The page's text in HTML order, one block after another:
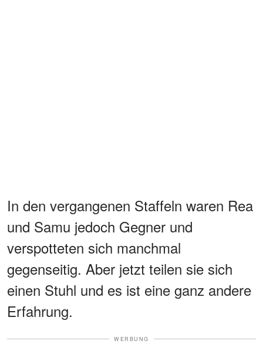
In den vergangenen Staffeln waren Rea
und Samu jedoch Gegner und
verspotteten sich manchmal
gegenseitig. Aber jetzt teilen sie sich
einen Stuhl und es ist eine ganz andere
Erfahrung.
WERBUNG